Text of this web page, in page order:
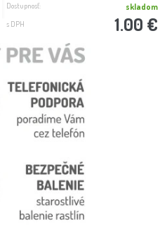
Dostupnosť: skladom
s DPH 1.00 €